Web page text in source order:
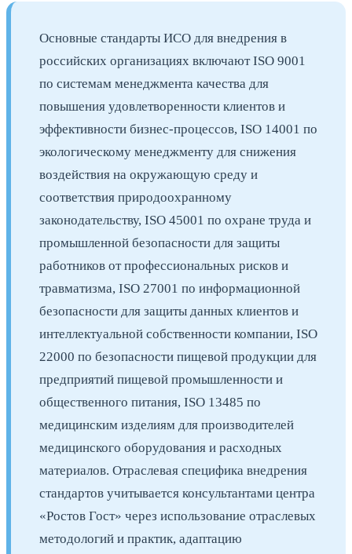
Основные стандарты ИСО для внедрения в
российских организациях включают ISO 9001
по системам менеджмента качества для
повышения удовлетворенности клиентов и
эффективности бизнес-процессов, ISO 14001 по
экологическому менеджменту для снижения
воздействия на окружающую среду и
соответствия природоохранному
законодательству, ISO 45001 по охране труда и
промышленной безопасности для защиты
работников от профессиональных рисков и
травматизма, ISO 27001 по информационной
безопасности для защиты данных клиентов и
интеллектуальной собственности компании, ISO
22000 по безопасности пищевой продукции для
предприятий пищевой промышленности и
общественного питания, ISO 13485 по
медицинским изделиям для производителей
медицинского оборудования и расходных
материалов. Отраслевая специфика внедрения
стандартов учитывается консультантами центра
«Ростов Гост» через использование отраслевых
методологий и практик, адаптацию